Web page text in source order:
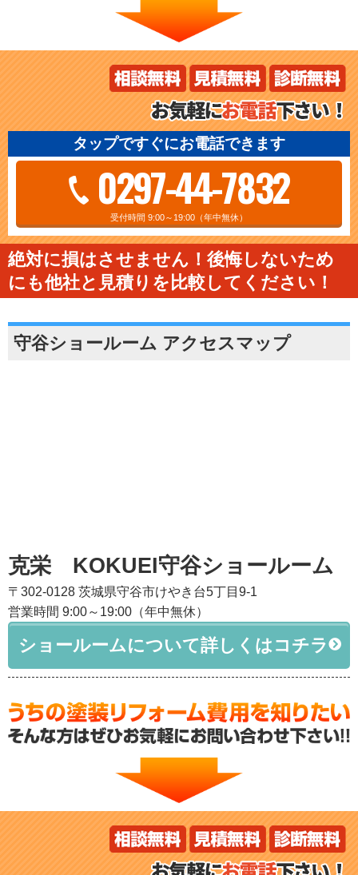
タップですぐにお電話できます
0297-44-7832
受付時間 9:00～19:00（年中無休）
絶対に損はさせません！後悔しないため
にも他社と見積りを比較してください！
守谷ショールーム アクセスマップ
克栄 KOKUEI守谷ショールーム
〒302-0128 茨城県守谷市けやき台5丁目9-1
営業時間 9:00～19:00（年中無休）
ショールームについて詳しくはコチラ